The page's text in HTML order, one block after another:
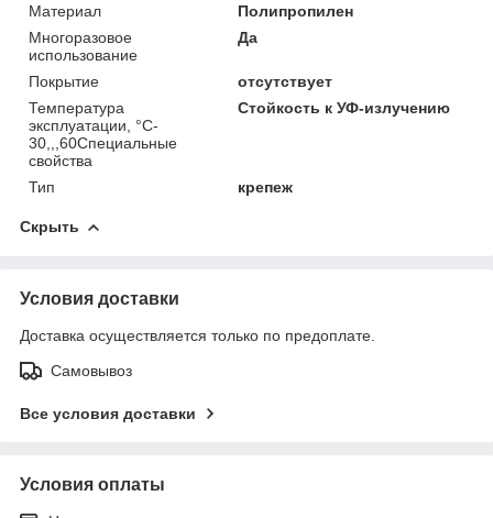
Материал
Полипропилен
Многоразовое
использование
Да
Покрытие
отсутствует
Температура
эксплуатации, °C-
30,,,60Специальные
свойства
Стойкость к УФ-излучению
Тип крепеж
Скрыть
Условия доставки
Доставка осуществляется только по предоплате.
Самовывоз
Все условия доставки
Условия оплаты